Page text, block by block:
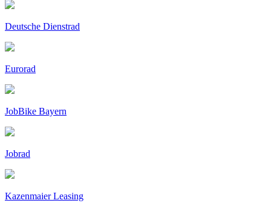
Deutsche Dienstrad
Eurorad
JobBike Bayern
Jobrad
Kazenmaier Leasing